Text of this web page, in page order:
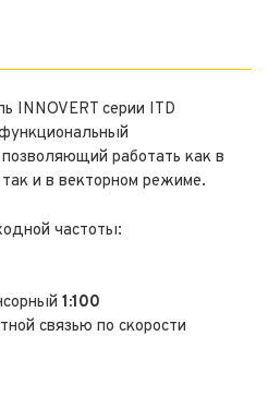
INNOVERT серии ITD
работать как в
и в векторном режиме.
частоты:
1:100
связью по скорости